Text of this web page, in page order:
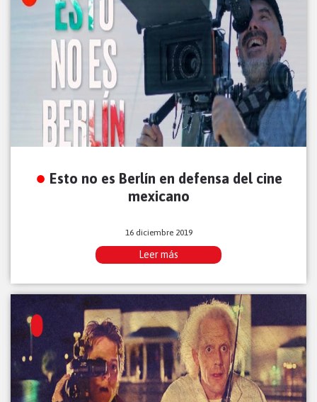
Esto no es Berlín en defensa del cine
mexicano
16 diciembre 2019
Leer más